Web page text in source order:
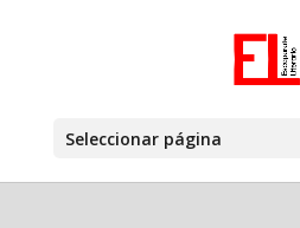
Seleccionar página